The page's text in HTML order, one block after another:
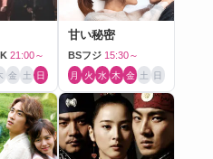
21:00～
金 土 日
甘い秘密
BSフジ 15:30～
月 火 水 木 金 土 日